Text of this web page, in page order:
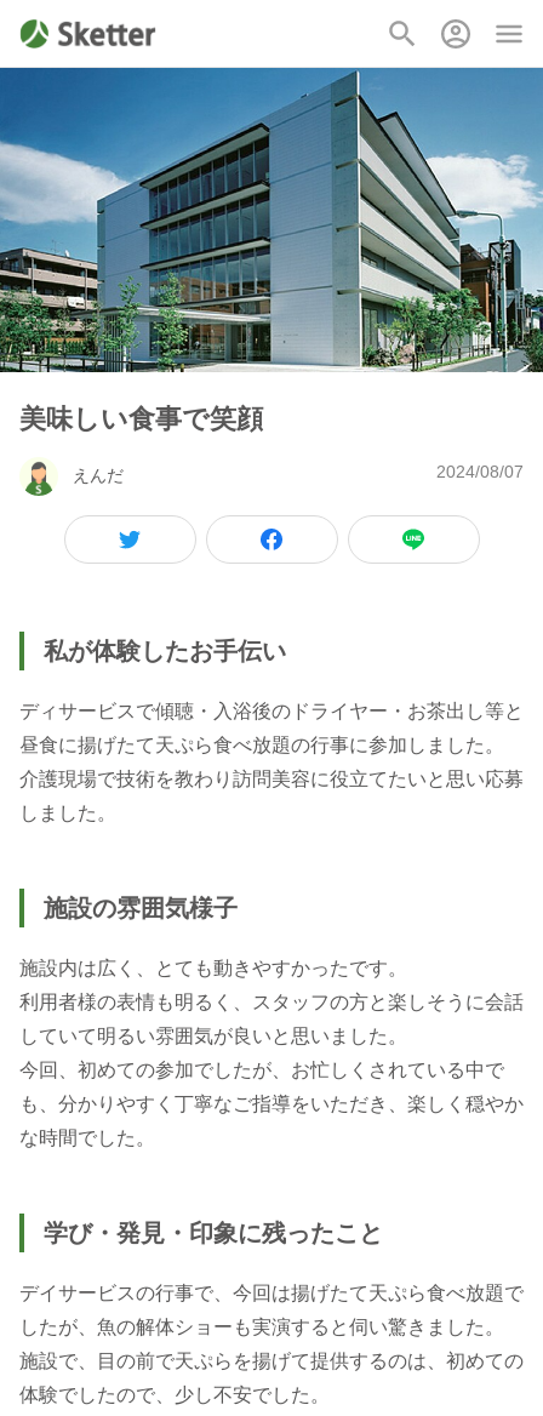
美味しい食事で笑顔
えんだ 2024/08/07
私が体験したお手伝い
ディサービスで傾聴・入浴後のドライヤー・お茶出し等と
昼食に揚げたて天ぷら食べ放題の行事に参加しました。
介護現場で技術を教わり訪問美容に役立てたいと思い応募
施設の雰囲気様子
施設内は広く、とても動きやすかったです。
利用者様の表情も明るく、スタッフの方と楽しそうに会話
していて明るい雰囲気が良いと思いました。
今回、初めての参加でしたが、お忙しくされている中で
も、分かりやすく丁寧なご指導をいただき、楽しく穏やか
学び・発見・印象に残ったこと
デイサービスの行事で、今回は揚げたて天ぷら食べ放題で
したが、魚の解体ショーも実演すると伺い驚きました。
施設で、目の前で天ぷらを揚げて提供するのは、初めての
体験でしたので、少し不安でした。